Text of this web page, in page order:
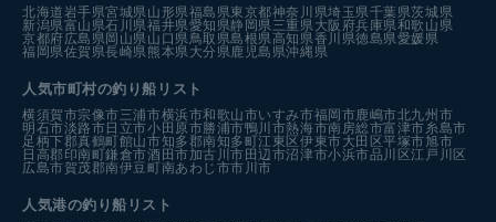
北海道岩手県宮城県山形県福島県東京都神奈川県埼玉県千葉県茨城県
新潟県富山県石川県福井県愛知県静岡県三重県大阪府兵庫県和歌山県
京都府広島県岡山県山口県鳥取県島根県高知県香川県徳島県愛媛県
福岡県佐賀県長崎県熊本県大分県鹿児島県沖縄県
人気市町村の釣り船リスト
横須賀市宗像市三浦市横浜市和歌山市いすみ市福岡市鹿嶋市北九州市
明石市淡路市 日立市小田原市勝浦市鴨川市熱海市南房総市富津市糸島市
足柄下郡真鶴町館山市知多郡南知多町江東区伊東市大田区平塚市旭市
日高郡印南町鎌倉市酒田市加古川市 田辺市沼津市小浜市品川区江戸川区
広島市賀茂郡南伊豆町南あわじ市市川市
人気港の釣り船リスト